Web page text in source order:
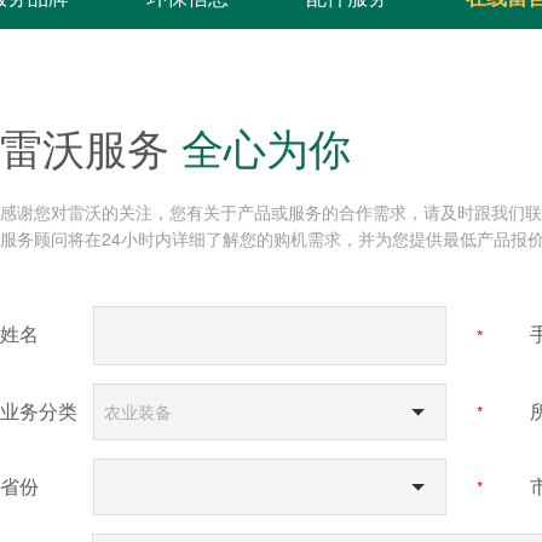
雷沃服务 全心为你
感谢您对雷沃的关注，您有关于产品或服务的合作需求，请及时跟我们
服务顾问将在24小时内详细了解您的购机需求，并为您提供最低产品报
姓名 *
业务分类 农业装备 *
省份 *